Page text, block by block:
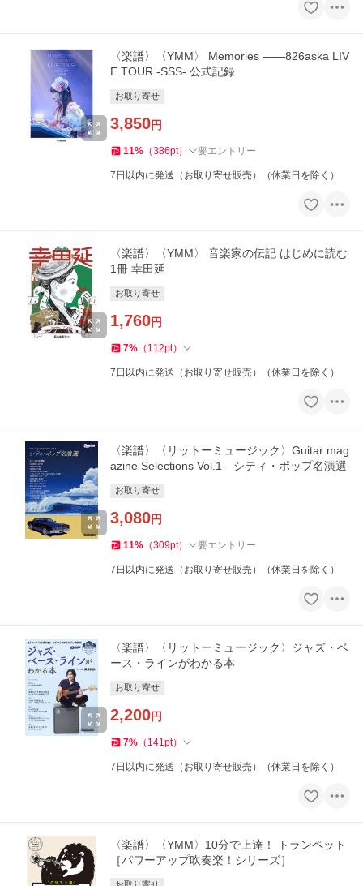
〈楽譜〉〈YMM〉 Memories ――826aska LIV
E TOUR -SSS- 公式記録
お取り寄せ
3,850円
11% （386pt） 要エントリー
7日以内に発送（お取り寄せ販売）（休業日を除く）
〈楽譜〉〈YMM〉 音楽家の伝記 はじめに読む
1冊 幸田延
お取り寄せ
1,760円
7% （ 112pt）
7日以内に発送（お取り寄せ販売）（休業日を除く）
〈楽譜〉〈リットーミュージック〉Guitar mag
azine Selections Vol.1 シティ・ポップ名演選
お取り寄せ
3,080円
11% （309pt） 要エントリー
7日以内に発送（お取り寄せ販売）（休業日を除く）
〈楽譜〉〈リットーミュージック〉ジャズ・ベ
ース・ラインがわかる本
お取り寄せ
2,200円
7% （ 141pt）
7日以内に発送（お取り寄せ販売）（休業日を除く）
〈楽譜〉〈YMM〉10分で上達！ トランペット
［パワーアップ吹奏楽！シリーズ］